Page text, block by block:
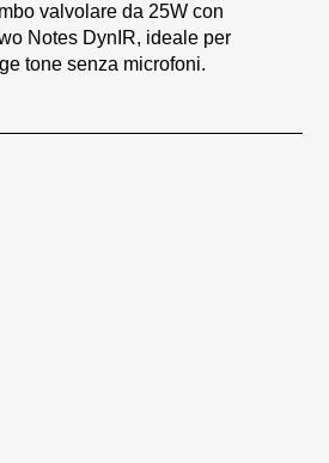
valvolare da 25W con
Notes DynIR, ideale per
tone senza microfoni.